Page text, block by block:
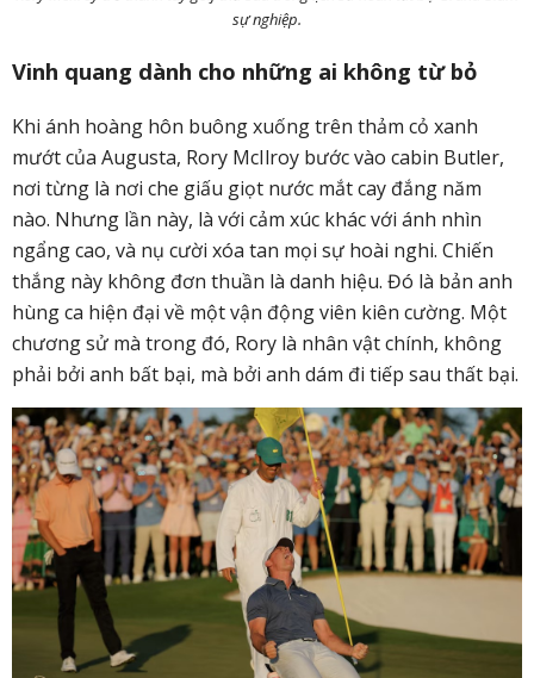
sự nghiệp.
Vinh quang dành cho những ai không từ bỏ
Khi ánh hoàng hôn buông xuống trên thảm cỏ xanh
mướt của Augusta, Rory McIlroy bước vào cabin Butler,
nơi từng là nơi che giấu giọt nước mắt cay đắng năm
nào. Nhưng lần này, là với cảm xúc khác với ánh nhìn
ngẩng cao, và nụ cười xóa tan mọi sự hoài nghi. Chiến
thắng này không đơn thuần là danh hiệu. Đó là bản anh
hùng ca hiện đại về một vận động viên kiên cường. Một
chương sử mà trong đó, Rory là nhân vật chính, không
phải bởi anh bất bại, mà bởi anh dám đi tiếp sau thất bại.